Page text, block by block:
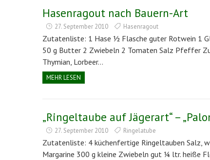
Hasenragout nach Bauern-Art
27. September 2010 Hasenragout
Zutatenliste: 1 Hase ½ Flasche guter Rotwein 1
50 g Butter 2 Zwiebeln 2 Tomaten Salz Pfeffer
Thymian, Lorbeer…
MEHR LESEN
„Ringeltaube auf Jägerart“ –
27. September 2010 Ringelatube
Zutatenliste: 4 küchenfertige Ringeltauben Salz,
Margarine 300 g kleine Zwiebeln gut ¼ ltr. heiße